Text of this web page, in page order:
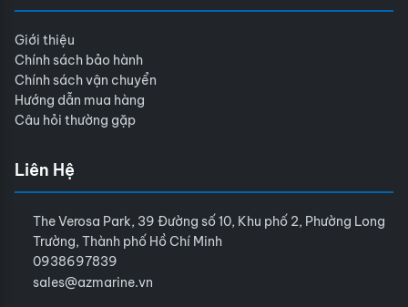
Giới thiệu
Chính sách bảo hành
Chính sách vận chuyển
Hướng dẫn mua hàng
Câu hỏi thường gặp
Liên Hệ
The Verosa Park, 39 Đường số 10, Khu phố 2, Phường Long
Trường, Thành phố Hồ Chí Minh
0938697839
sales@azmarine.vn